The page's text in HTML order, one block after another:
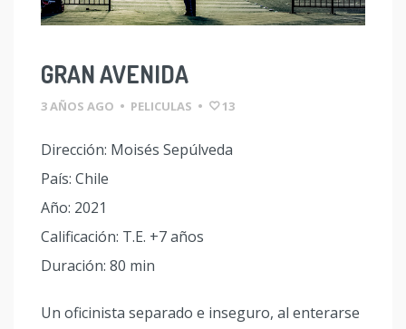
GRAN AVENIDA
3 AÑOS AGO • PELICULAS • 13
Dirección: Moisés Sepúlveda
País: Chile
Año: 2021
Calificación: T.E. +7 años
Duración: 80 min
Un oficinista separado e inseguro, al enterarse